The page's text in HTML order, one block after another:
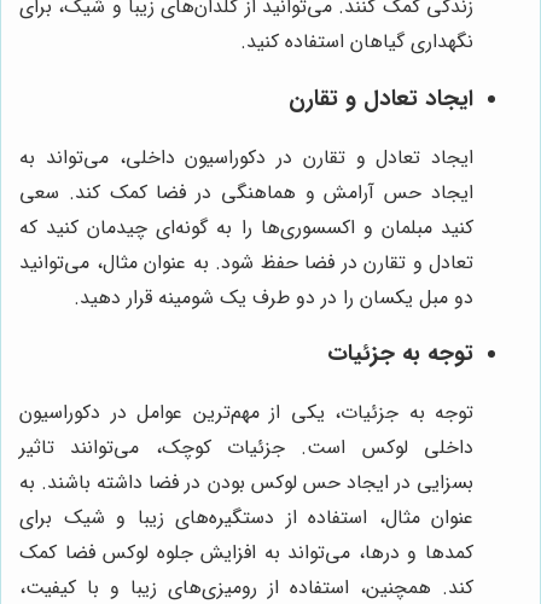
زندگی کمک کنند. می‌توانید از گلدان‌های زیبا و شیک، برای
نگهداری گیاهان استفاده کنید.
ایجاد تعادل و تقارن
ایجاد تعادل و تقارن در دکوراسیون داخلی، می‌تواند به
ایجاد حس آرامش و هماهنگی در فضا کمک کند. سعی
کنید مبلمان و اکسسوری‌ها را به گونه‌ای چیدمان کنید که
تعادل و تقارن در فضا حفظ شود. به عنوان مثال، می‌توانید
دو مبل یکسان را در دو طرف یک شومینه قرار دهید.
توجه به جزئیات
توجه به جزئیات، یکی از مهم‌ترین عوامل در دکوراسیون
داخلی لوکس است. جزئیات کوچک، می‌توانند تاثیر
بسزایی در ایجاد حس لوکس بودن در فضا داشته باشند. به
عنوان مثال، استفاده از دستگیره‌های زیبا و شیک برای
کمدها و درها، می‌تواند به افزایش جلوه لوکس فضا کمک
کند. همچنین، استفاده از رومیزی‌های زیبا و با کیفیت،